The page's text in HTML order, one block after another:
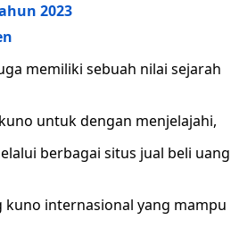
2023
memiliki sebuah nilai sejarah
untuk dengan menjelajahi,
berbagai situs jual beli uang
internasional yang mampu